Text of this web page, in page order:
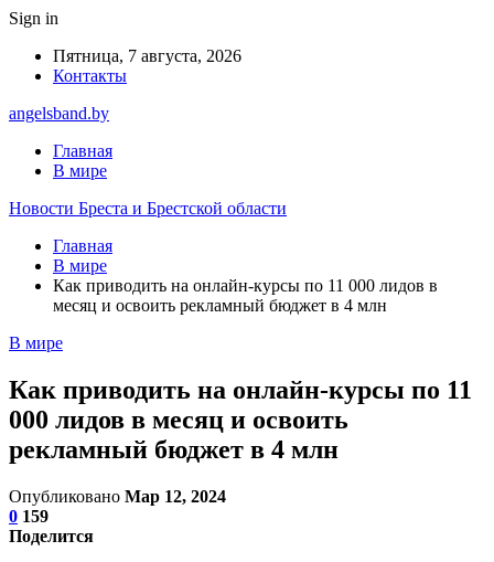
Sign in
Пятница, 7 августа, 2026
Контакты
angelsband.by
Главная
В мире
Новости Бреста и Брестской области
Главная
В мире
Как приводить на онлайн-курсы по 11 000 лидов в
месяц и освоить рекламный бюджет в 4 млн
В мире
Как приводить на онлайн-курсы по 11
000 лидов в месяц и освоить
рекламный бюджет в 4 млн
Опубликовано Мар 12, 2024
0 159
Поделится